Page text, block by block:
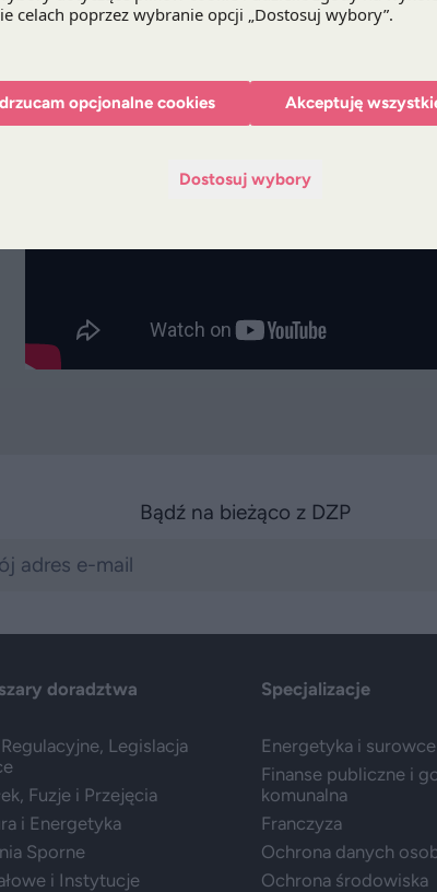
Bądź na bieżąco z DZP
doradztwa
Legislacja
Fuzje i Przejęcia
i Energetyka
Sporne
i Instytucje
Specjalizacje
Energetyka i
Finanse publiczne i
komunalna
Franczyza
Ochrona danych
Ochrona środowiska
opcjonalne cookies Akceptuję
Dostosuj wybory